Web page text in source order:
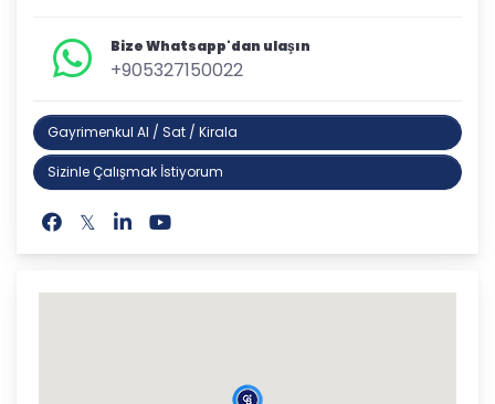
Bize Whatsapp'dan ulaşın
+905327150022
Gayrimenkul Al / Sat / Kirala
Sizinle Çalışmak İstiyorum